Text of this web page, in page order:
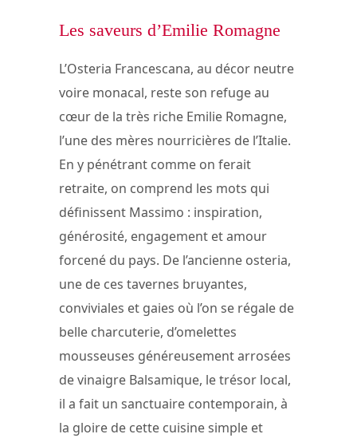
Les saveurs d’Emilie Romagne
L’Osteria Francescana, au décor neutre
voire monacal, reste son refuge au
cœur de la très riche Emilie Romagne,
l’une des mères nourricières de l’Italie.
En y pénétrant comme on ferait
retraite, on comprend les mots qui
définissent Massimo : inspiration,
générosité, engagement et amour
forcené du pays. De l’ancienne osteria,
une de ces tavernes bruyantes,
conviviales et gaies où l’on se régale de
belle charcuterie, d’omelettes
mousseuses généreusement arrosées
de vinaigre Balsamique, le trésor local,
il a fait un sanctuaire contemporain, à
la gloire de cette cuisine simple et